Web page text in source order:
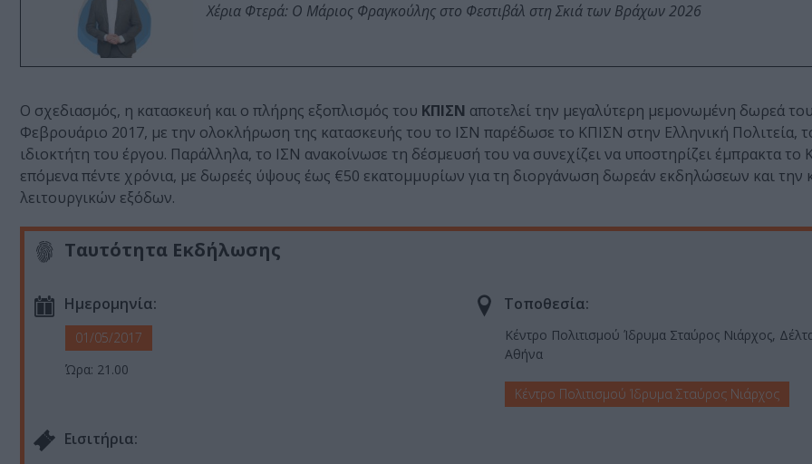
Χέρια Φτερά: Ο Μάριος Φραγκούλης στο Φεστιβάλ στη Σκιά των Βράχων 2026
Ο σχεδιασμός, η κατασκευή και ο πλήρης εξοπλισμός του ΚΠΙΣΝ αποτελεί την μεγαλύτερη μεμονωμένη δωρεά
Φεβρουάριο 2017, με την ολοκλήρωση της κατασκευής του το ΙΣΝ παρέδωσε το ΚΠΙΣΝ στην Ελληνική Πολιτεία,
ιδιοκτήτη του έργου. Παράλληλα, το ΙΣΝ ανακοίνωσε τη δέσμευσή του να συνεχίζει να υποστηρίζει έμπρακτα το
επόμενα πέντε χρόνια, με δωρεές ύψους έως €50 εκατομμυρίων για τη διοργάνωση δωρεάν εκδηλώσεων και την
λειτουργικών εξόδων.
Ταυτότητα Εκδήλωσης
Ημερομηνία:
01/05/2017
Ώρα: 21.00
Τοποθεσία:
Κέντρο Πολιτισμού Ίδρυμα Σταύρος Νιάρχος,
Αθήνα
Κέντρο Πολιτισμού Ίδρυμα Σταύρος Νιάρχος
Eισιτήρια: